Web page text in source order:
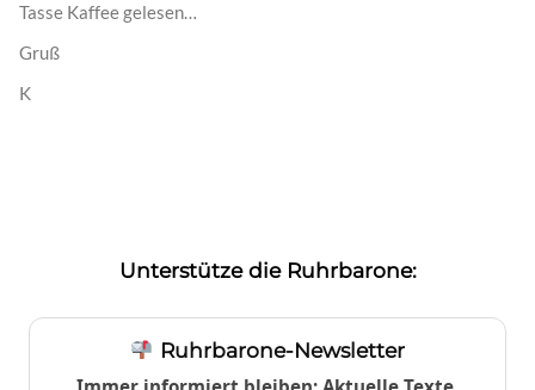
Tasse Kaffee gelesen…
Gruß
K
Unterstütze die Ruhrbarone:
Ruhrbarone-Newsletter